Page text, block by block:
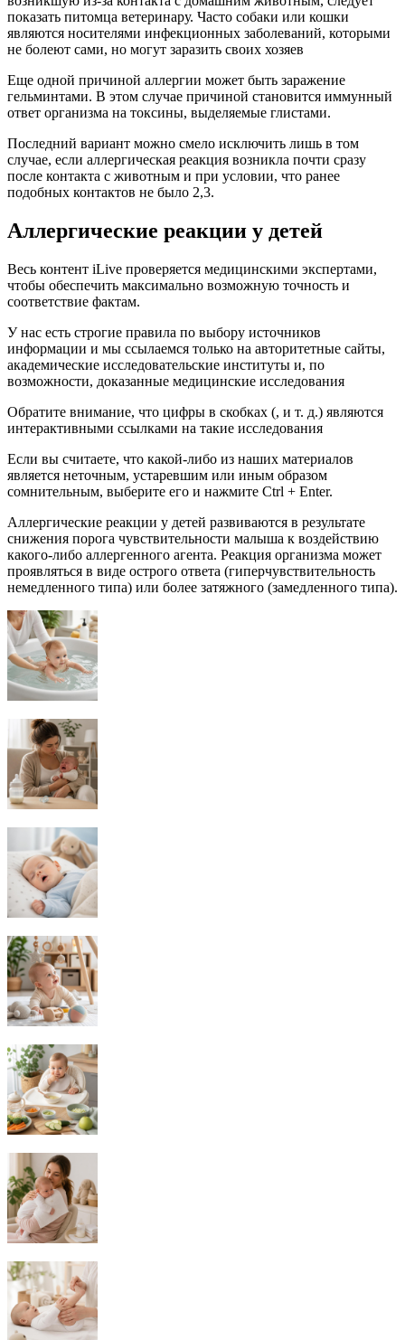
показать питомца ветеринару. Часто собаки или кошки
являются носителями инфекционных заболеваний, которыми
не болеют сами, но могут заразить своих хозяев
Еще одной причиной аллергии может быть заражение
гельминтами. В этом случае причиной становится иммунный
ответ организма на токсины, выделяемые глистами.
Последний вариант можно смело исключить лишь в том
случае, если аллергическая реакция возникла почти сразу
после контакта с животным и при условии, что ранее
подобных контактов не было 2,3.
Аллергические реакции у детей
Весь контент iLive проверяется медицинскими экспертами,
чтобы обеспечить максимально возможную точность и
соответствие фактам.
У нас есть строгие правила по выбору источников
информации и мы ссылаемся только на авторитетные сайты,
академические исследовательские институты и, по
возможности, доказанные медицинские исследования
Обратите внимание, что цифры в скобках (, и т. д.) являются
интерактивными ссылками на такие исследования
Если вы считаете, что какой-либо из наших материалов
является неточным, устаревшим или иным образом
сомнительным, выберите его и нажмите Ctrl + Enter.
Аллергические реакции у детей развиваются в результате
снижения порога чувствительности малыша к воздействию
какого-либо аллергенного агента. Реакция организма может
проявляться в виде острого ответа (гиперчувствительность
немедленного типа) или более затяжного (замедленного типа).